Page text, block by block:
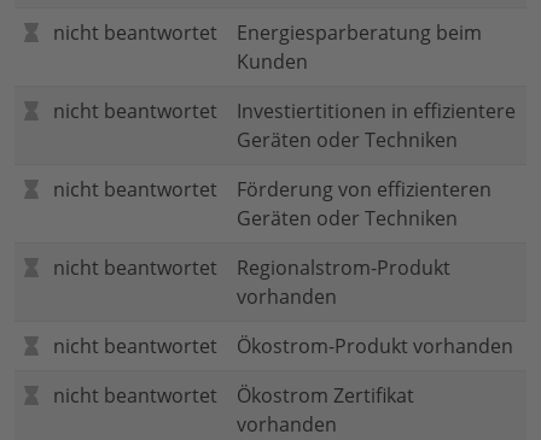
nicht beantwortet
Energiesparberatung beim
Kunden
nicht beantwortet
Investiertitionen in effizientere
Geräten oder Techniken
nicht beantwortet
Förderung von effizienteren
Geräten oder Techniken
nicht beantwortet
Regionalstrom-Produkt
vorhanden
nicht beantwortet
Ökostrom-Produkt vorhanden
nicht beantwortet
Ökostrom Zertifikat
vorhanden